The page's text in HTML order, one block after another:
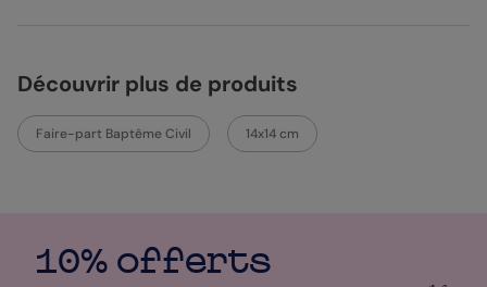
Découvrir plus de produits
Faire-part Baptême Civil 14x14 cm
10% offerts